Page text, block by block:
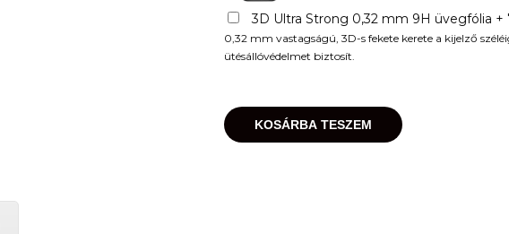
3D Ultra Strong 0,32 mm 9H üvegfólia
0,32 mm vastagságú, 3D-s fekete kerete a kijelző
ütésállóvédelmet biztosít.
KOSÁRBA TESZEM